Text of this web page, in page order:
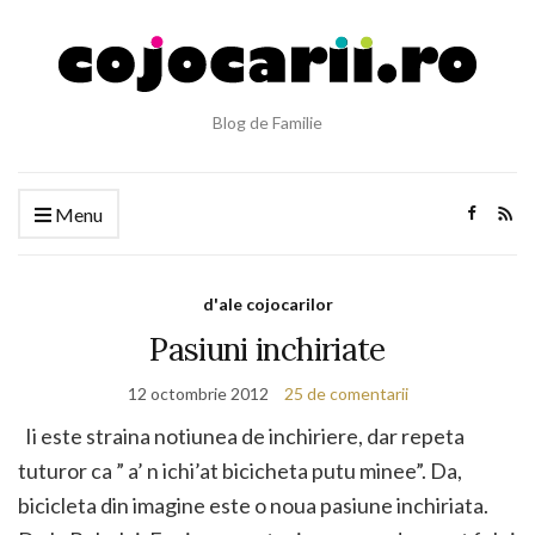
Blog de Familie
Menu
d'ale cojocarilor
Pasiuni inchiriate
12 octombrie 2012 25 de comentarii
Ii este straina notiunea de inchiriere, dar repeta
tuturor ca ” a’ n ichi’at bicicheta putu minee”. Da,
bicicleta din imagine este o noua pasiune inchiriata.